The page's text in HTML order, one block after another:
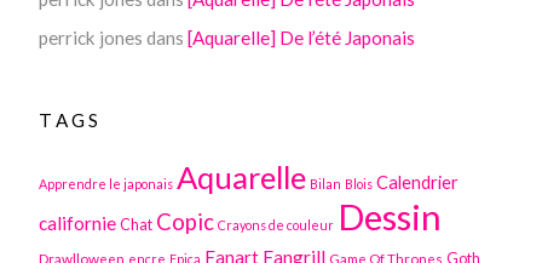
perrick jones dans[Aquarelle] De l’été Japonais
TAGS
Apprendre le japonais Aquarelle Bilan Blois Calendrier
californie Chat Copic Crayons de couleur Dessin
Drawlloween encre Epica Fanart Fangrill Game Of Thrones Goth